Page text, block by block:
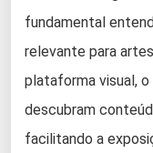
fundamental
relevante para
plataforma visual,
descubram
facilitando a